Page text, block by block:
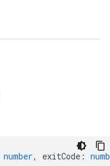
number, exitCode :